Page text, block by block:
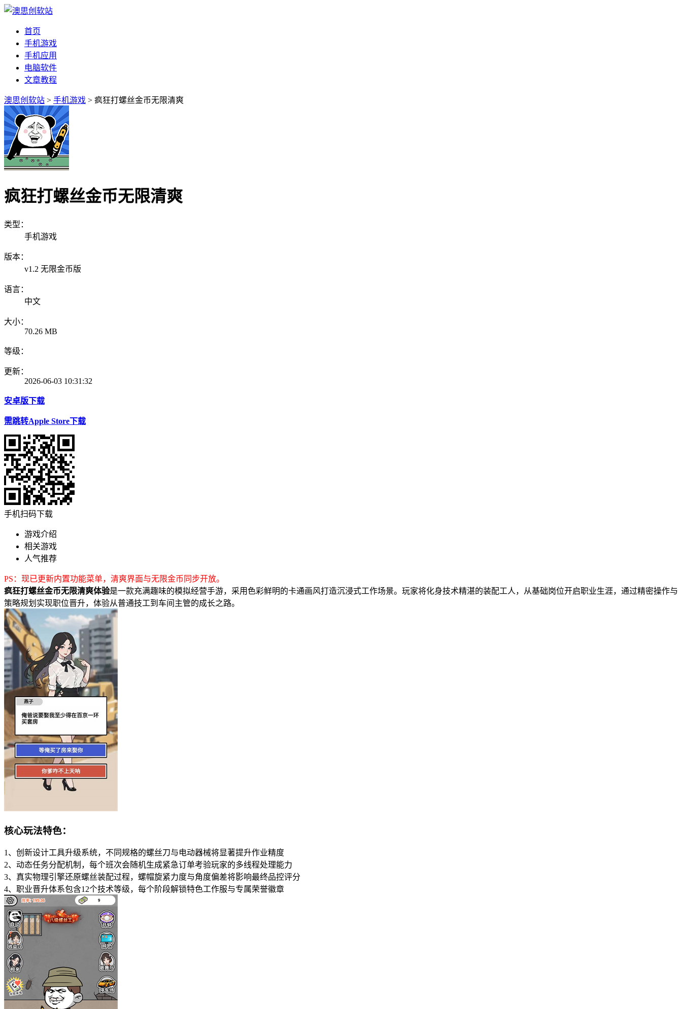
首页
手机游戏
手机应用
电脑软件
文章教程
澳思创软站 > 手机游戏 > 疯狂打螺丝金币无限清爽
疯狂打螺丝金币无限清爽
类型：
手机游戏
版本：
v1.2 无限金币版
语言：
中文
大小：
70.26 MB
等级：
更新：
2026-06-03 10:31:32
安卓版下载
需跳转Apple Store下载
手机扫码下载
游戏介绍
相关游戏
人气推荐
PS：现已更新内置功能菜单，清爽界面与无限金币同步开放。
疯狂打螺丝金币无限清爽体验是一款充满趣味的模拟经营手游，采用色彩鲜明的卡通画风打造沉浸式工作场景。玩家将化身技术精湛的装配工人，从基础岗位开启职业生涯，通过精密操作与
策略规划实现职位晋升，体验从普通技工到车间主管的成长之路。
核心玩法特色：
1、创新设计工具升级系统，不同规格的螺丝刀与电动器械将显著提升作业精度
2、动态任务分配机制，每个班次会随机生成紧急订单考验玩家的多线程处理能力
3、真实物理引擎还原螺丝装配过程，螺帽旋紧力度与角度偏差将影响最终品控评分
4、职业晋升体系包含12个技术等级，每个阶段解锁特色工作服与专属荣誉徽章